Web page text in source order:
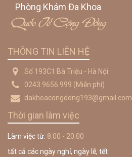
Phòng Khám Đa Khoa
Quốc Tế Cộng Đồng
THÔNG TIN LIÊN HỆ
Số 193C1 Bà Triệu - Hà Nội
0243.9656.999 (Miễn phí)
dakhoacongdong193@gmail.com
Thời gian làm việc
Làm việc từ: 8:00 - 20:00
tất cả các ngày nghỉ, ngày lễ, tết